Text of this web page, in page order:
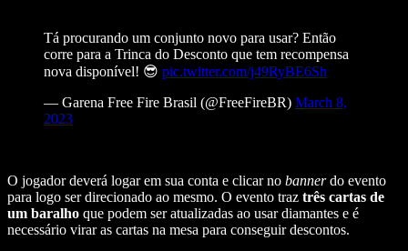
Tá procurando um conjunto novo para usar? Então
corre para a Trinca do Desconto que tem recompensa
nova disponível! 😎 pic.twitter.com/j49RyBE6Sh
— Garena Free Fire Brasil (@FreeFireBR) March 8,
2023
O jogador deverá logar em sua conta e clicar no bannerdo evento
para logo ser direcionado ao mesmo. O evento traz três cartas de
um baralho que podem ser atualizadas ao usar diamantes e é
necessário virar as cartas na mesa para conseguir descontos.